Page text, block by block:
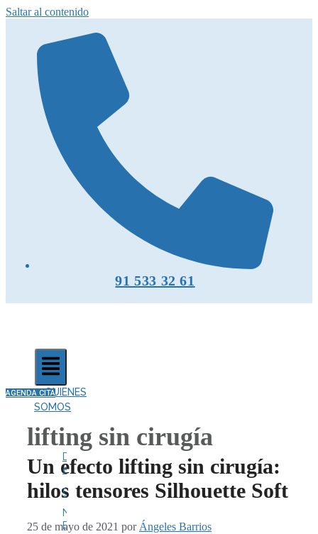
Saltar al contenido
91 533 32 61
QUIENES
SOMOS
Dónde
estamos
Contacto
Nuestro
Equipo
AGENDA CITA
lifting sin cirugía
Un efecto lifting sin cirugía:
hilos tensores Silhouette Soft
25 de mayo de 2021 por Ángeles Barrios